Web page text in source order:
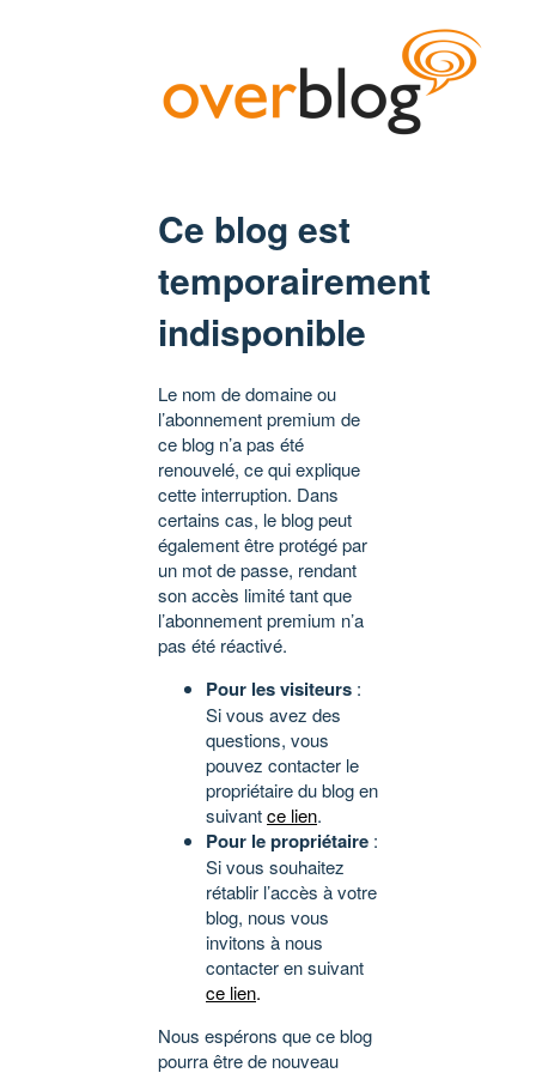
Ce blog est
temporairement
indisponible
Le nom de domaine ou
l’abonnement premium de
ce blog n’a pas été
renouvelé, ce qui explique
cette interruption. Dans
certains cas, le blog peut
également être protégé par
un mot de passe, rendant
son accès limité tant que
l’abonnement premium n’a
pas été réactivé.
Pour les visiteurs :
Si vous avez des
questions, vous
pouvez contacter le
propriétaire du blog en
suivantce lien.
Pour le propriétaire :
Si vous souhaitez
rétablir l’accès à votre
blog, nous vous
invitons à nous
contacter en suivant
ce lien.
Nous espérons que ce blog
pourra être de nouveau